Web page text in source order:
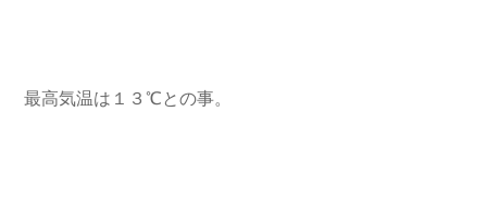
最高気温は１３℃との事。